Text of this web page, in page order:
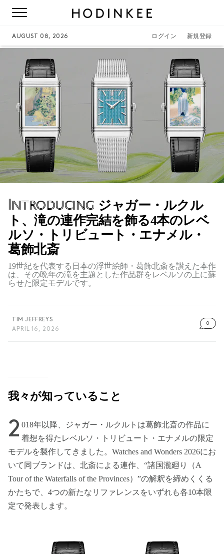
AUGUST 08, 2026 ログイン 新規登録
Introducing ジャガー・ルクル
ト、滝の連作完結を飾る4本のレベ
ルソ・トリビュート・エナメル・
葛飾北斎
19世紀を代表する日本の浮世絵師・葛飾北斎を讃えた本作
は、その晩年の滝を主題とした作品群をレベルソの上に蘇
らせた限定モデルです。
TIM JEFFREYS
APRIL 16, 2026
0
我々が知っていること
2 018年以降、ジャガー・ルクルトは葛飾北斎の作品に
着想を得たレベルソ・トリビュート・エナメルの限定
モデルを製作してきました。Watches and Wonders 2026にお
いて同ブランドは、北斎による連作、“諸国瀧廻り（A
Tour of the Waterfalls of the Provinces）”の解釈を締めくくる
かたちで、4つの新たなリファレンスをいずれも各10本限
定で発表します。